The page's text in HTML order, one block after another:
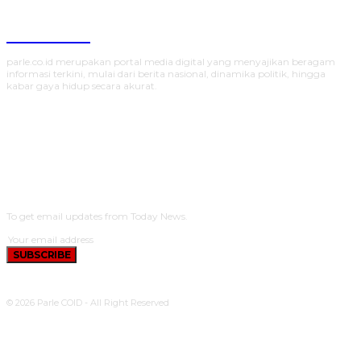
parle.co.id merupakan portal media digital yang menyajikan beragam
informasi terkini, mulai dari berita nasional, dinamika politik, hingga
kabar gaya hidup secara akurat.
To get email updates from Today News.
SUBSCRIBE
© 2026 Parle COID - All Right Reserved